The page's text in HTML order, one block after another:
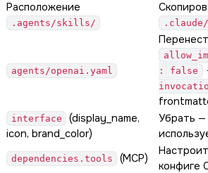
Расположение
.agents/skills/
agents/openai.yaml
: false
interface
(display_name,
icon, brand_color)
Убрать —
dependencies.tools (MCP)
конфиге